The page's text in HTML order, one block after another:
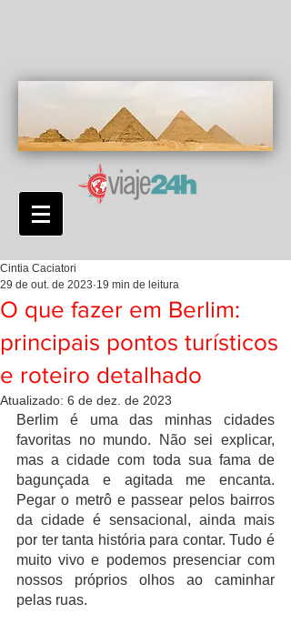
O que fazer em Berlim:
principais pontos turísticos
e roteiro detalhado
Cintia Caciatori
29 de out. de 2023 19 min de leitura
Atualizado: 6 de dez. de 2023
Berlim é uma das minhas cidades
favoritas no mundo. Não sei explicar,
mas a cidade com toda sua fama de
bagunçada e agitada me encanta.
Pegar o metrô e passear pelos bairros
da cidade é sensacional, ainda mais
por ter tanta história para contar. Tudo é
muito vivo e podemos presenciar com
nossos próprios olhos ao caminhar
pelas ruas.